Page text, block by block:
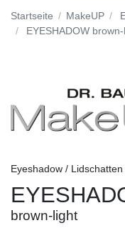
Startseite MakeUP
EYESHADOW
Eyeshadow / Lidschatten
brown-light